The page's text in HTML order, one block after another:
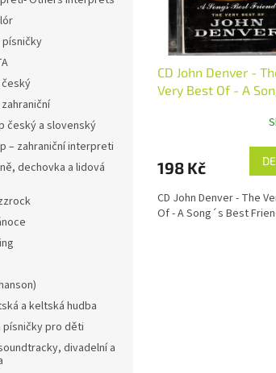
písničky
český
český a slovenský
– zahraniční interpreti
dechovka a lidová
a keltská hudba
písničky pro děti
divadelní a
CD John Denver -
Very Best Of - A
198 Kč
CD John Denver - The
Of - A Song´s Best